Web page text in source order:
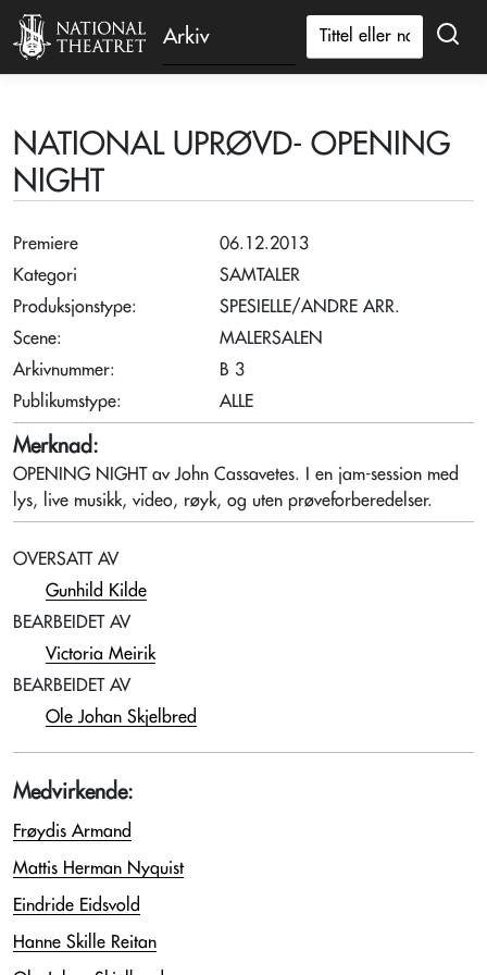
Arkiv
NATIONAL UPRØVD- OPENING
NIGHT
Premiere
06.12.2013
Kategori
SAMTALER
Produksjonstype:
SPESIELLE/ANDRE ARR.
Scene:
MALERSALEN
Arkivnummer:
B 3
Publikumstype:
ALLE
Merknad:
OPENING NIGHT av John Cassavetes. I en jam-session med
lys, live musikk, video, røyk, og uten prøveforberedelser.
OVERSATT AV
Gunhild Kilde
BEARBEIDET AV
Victoria Meirik
BEARBEIDET AV
Ole Johan Skjelbred
Medvirkende:
Frøydis Armand
Mattis Herman Nyquist
Eindride Eidsvold
Hanne Skille Reitan